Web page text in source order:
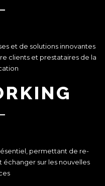
et de solutions innovantes
clients et prestataires de la
permettant de re-
sur les nouvelles